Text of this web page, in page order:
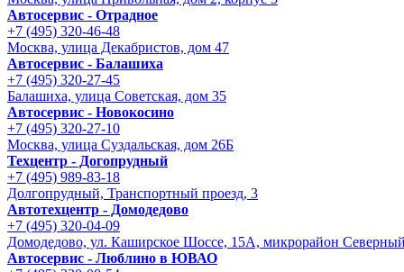
Автосервис - Отрадное
+7 (495) 320-46-48
Москва, улица Декабристов, дом 47
Автосервис - Балашиха
+7 (495) 320-27-45
Балашиха, улица Советская, дом 35
Автосервис - Новокосино
+7 (495) 320-27-10
Москва, улица Суздальская, дом 26Б
Техцентр - Догопрудный
+7 (495) 989-83-18
Долгопрудный, Транспортный проезд, 3
Автотехцентр - Домодедово
+7 (495) 320-04-09
Домодедово, ул. Каширское Шоссе, 15А, микрорайон
Автосервис - Люблино в ЮВАО